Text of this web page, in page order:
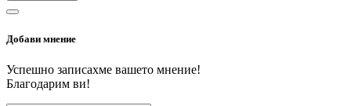
Добави мнение
Успешно записахме вашето мнение!
Благодарим ви!